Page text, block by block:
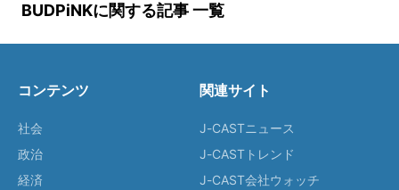
BUDPiNKに関する記事 一覧
コンテンツ
社会
政治
経済
関連サイト
J-CASTニュース
J-CASTトレンド
J-CAST会社ウォッチ